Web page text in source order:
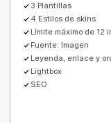
Compartir en redes
Ventanas emergentes
Adaptación a
3 Plantillas
4 Estilos de skins
Límite máximo de 12
Fuente: Imagen
Leyenda, enlace y
Lightbox
SEO